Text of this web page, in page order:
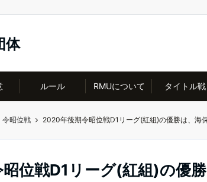
体
ルール RMUについて タイトル戦
令昭位戦 2020年後期令昭位戦D1リーグ(紅組)の優勝は、海
位戦D1リーグ(紅組)の優